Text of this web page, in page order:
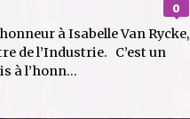
0
à Isabelle Van Rycke,
de l’Industrie. C’est un
à l’honn...